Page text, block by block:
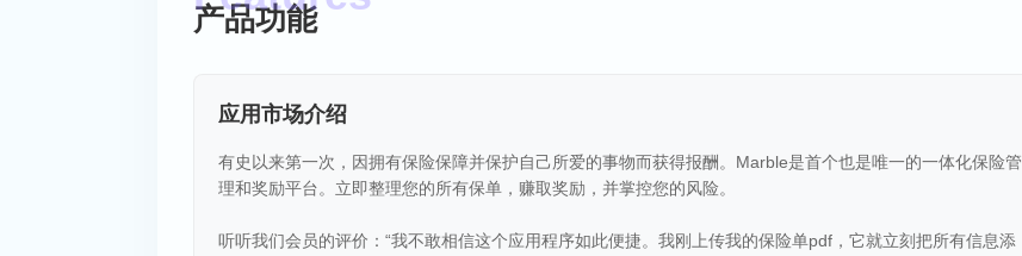
产品功能
应用市场介绍
有史以来第一次，因拥有保险保障并保护自己所爱的事物而获得报酬。Marble是首个也是唯一的一体化保险管
理和奖励平台。立即整理您的所有保单，赚取奖励，并掌控您的风险。
听听我们会员的评价：“我不敢相信这个应用程序如此便捷。我刚上传我的保险单pdf，它就立刻把所有信息添